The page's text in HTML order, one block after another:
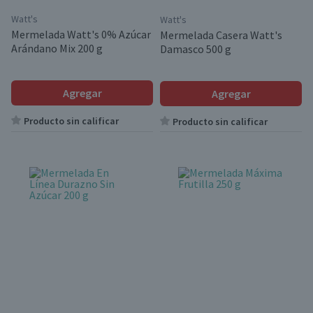
Watt's
Mermelada Watt's 0% Azúcar
Arándano Mix 200 g
Agregar
Producto sin calificar
Watt's
Mermelada Casera Watt's
Damasco 500 g
Agregar
Producto sin calificar